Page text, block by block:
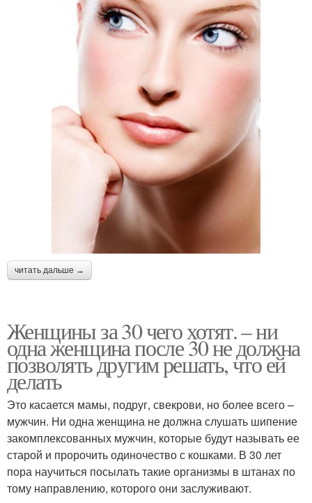
читать дальше →
Женщины за 30 чего хотят. – ни
одна женщина после 30 не должна
позволять другим решать, что ей
делать
Это касается мамы, подруг, свекрови, но более всего –
мужчин. Ни одна женщина не должна слушать шипение
закомплексованных мужчин, которые будут называть ее
старой и пророчить одиночество с кошками. В 30 лет
пора научиться посылать такие организмы в штанах по
тому направлению, которого они заслуживают.